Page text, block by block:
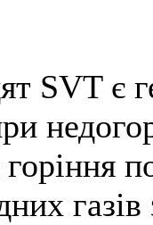
SVT є